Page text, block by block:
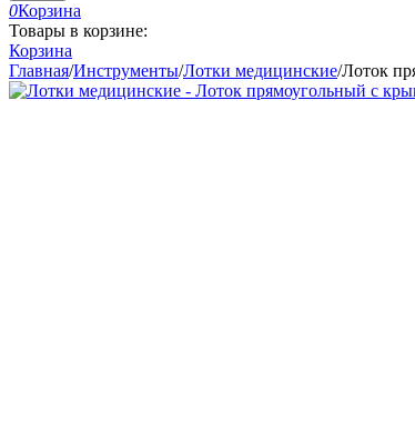
0Корзина
Товары в корзине:
Корзина
Главная/Инструменты/Лотки медицинские/Лоток